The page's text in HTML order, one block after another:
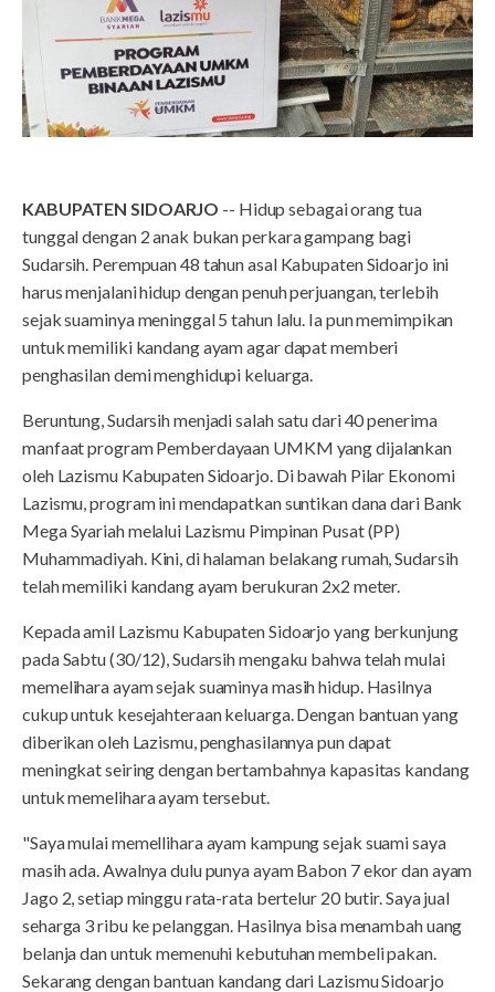
KABUPATEN SIDOARJO -- Hidup sebagai orang tua
tunggal dengan 2 anak bukan perkara gampang bagi
Sudarsih. Perempuan 48 tahun asal Kabupaten Sidoarjo ini
harus menjalani hidup dengan penuh perjuangan, terlebih
sejak suaminya meninggal 5 tahun lalu. Ia pun memimpikan
untuk memiliki kandang ayam agar dapat memberi
penghasilan demi menghidupi keluarga.
Beruntung, Sudarsih menjadi salah satu dari 40 penerima
manfaat program Pemberdayaan UMKM yang dijalankan
oleh Lazismu Kabupaten Sidoarjo. Di bawah Pilar Ekonomi
Lazismu, program ini mendapatkan suntikan dana dari Bank
Mega Syariah melalui Lazismu Pimpinan Pusat (PP)
Muhammadiyah. Kini, di halaman belakang rumah, Sudarsih
telah memiliki kandang ayam berukuran 2x2 meter.
Kepada amil Lazismu Kabupaten Sidoarjo yang berkunjung
pada Sabtu (30/12), Sudarsih mengaku bahwa telah mulai
memelihara ayam sejak suaminya masih hidup. Hasilnya
cukup untuk kesejahteraan keluarga. Dengan bantuan yang
diberikan oleh Lazismu, penghasilannya pun dapat
meningkat seiring dengan bertambahnya kapasitas kandang
untuk memelihara ayam tersebut.
"Saya mulai memellihara ayam kampung sejak suami saya
masih ada. Awalnya dulu punya ayam Babon 7 ekor dan ayam
Jago 2, setiap minggu rata-rata bertelur 20 butir. Saya jual
seharga 3 ribu ke pelanggan. Hasilnya bisa menambah uang
belanja dan untuk memenuhi kebutuhan membeli pakan.
Sekarang dengan bantuan kandang dari Lazismu Sidoarjo